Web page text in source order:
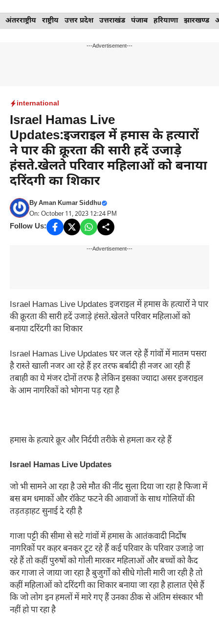
Skip
to
अंतरराष्ट्रीय राष्ट्रीय उत्तर प्रदेश उत्तराखंड पंजाब हरियाणा झारखण्ड
---Advertisement---
international
Israel Hamas Live
Updates:इजराइल में हमास के हत्यारों
ने पार की क्रूरता की सारी हदें उजाड़े
हंसते.खेलते परिवार महिलाओं को बनाया
दरिंदगी का शिकार
ByAman Kumar Siddhu
On: October 11, 2023 12:24 PM
Follow Us:
---Advertisement---
Israel Hamas Live Updates इजराइल में हमास के हत्यारों ने पार
की क्रूरता की सारी हदें उजाड़े हंसते.खेलते परिवार महिलाओं को
बनाया दरिंदगी का शिकार
Israel Hamas Live Updates घर जल रहे हैं गांवों में मातम पसरा
है रास्ते खाली नजर आ रहे हैं हर तरफ बर्बादी ही नजर आ रही हैं
तबाही का ये मंजर दोनों तरफ है लेकिन इसका ज्यादा असर इजराइल
के आम नागरिकों को भोगना पड़ रहा है
हमास के हत्यारे क्रूर और निर्दयी तरीके से हमला कर रहे हैं
Israel Hamas Live Updates
जो भी सामने आ रहा है उसे मौत की नींद सुला दिया जा रहा है फिजा में
बस बम धमाकों और रॉकेट फटने की आवाजों के साथ गोलियों की
तड़तड़ाहट सुनाई दे रही है
गाजा पट्टी की सीमा से सटे गांवों में हमास के आतंकवादी निर्दोष
नागरिकों पर कहर बनकर टूट रहे हैं कई परिवार के परिवार उजाड़े जा
रहे हैं तो कहीं पुरुषों को गोली मारकर महिलाओं और बच्चों को कैद
कर गाजा ले जाया जा रहा है बुजुर्गों को सीधे गोली मारी जा रही है तो
कहीं महिलाओं को दरिंदगी का शिकार बनाया जा रहा है हालात ऐसे हैं
कि जो लोग इन हमलों में मारे गए हैं उनका ठीक से अंतिम संस्कार भी
नहीं हो पा रहा है